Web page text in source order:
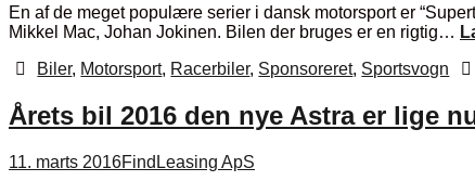
En af de meget populære serier i dansk motorsport er
Mikkel Mac, Johan Jokinen. Bilen der bruges er en rigtig…
Biler, Motorsport, Racerbiler, Sponsoreret, Sportsvogn
Årets bil 2016 den nye Astra er lige
11. marts 2016FindLeasing ApS